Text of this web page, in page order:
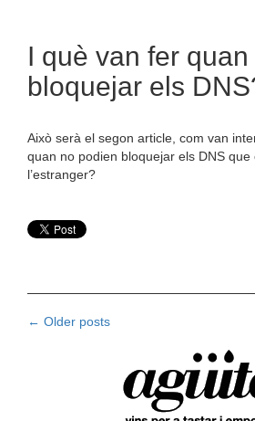
I què van fer
bloquejar els
Això serà el segon article, com van
quan no podien bloquejar els DNS que
l’estranger?
Posts
navigation
← Older posts